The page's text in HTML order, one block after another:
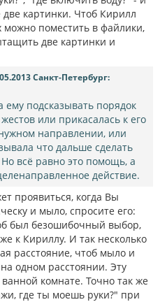
картинки. Чтоб Кирилл
поместить в файлики,
две картинки и
Санкт-Петербург:
подсказывать порядок
или прикасалась к его
направлении, или
что дальше сделать
всё равно это помощь, а
действие.
проявиться, когда Вы
и мыло, спросите его:
был безошибочный выбор,
к Кириллу. И так несколько
расстояние, чтоб мыло и
одном расстоянии. Эту
комнате. Точно так же
где ты моешь руки?" при